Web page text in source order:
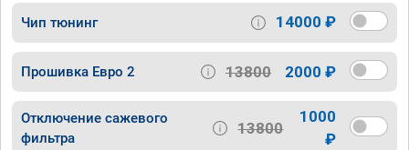
Чип тюнинг 14000 ₽
Прошивка Евро 2 13800 2000 ₽
Отключение сажевого
фильтра
13800
1000
₽